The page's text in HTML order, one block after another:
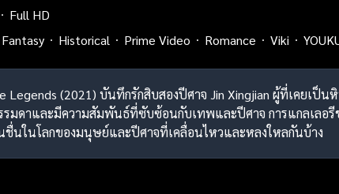
Full HD
Fantasy Historical Prime Video Romance Viki
Legends (2021) บันทึกรักสิบสองปีศาจ Jin Xingjian ผู้ที่เคยเ
มดาและมีความสัมพันธ์ที่ซับซ้อนกับเทพและปีศาจ การแกลเลอรี
ชื่นในโลกของมนุษย์และปีศาจที่เคลื่อนไหวและหลงใหลกันบ้าง